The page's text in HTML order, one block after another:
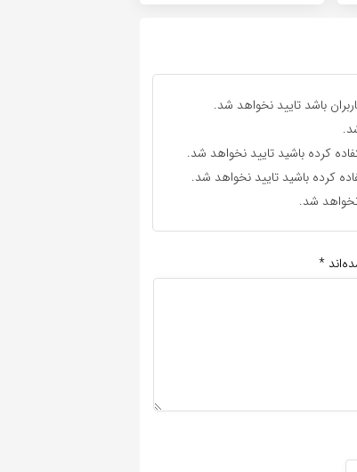
باشد تایید نخواهد شد.
کرده باشید تایید نخواهد شد.
کرده باشید تایید نخواهد شد.
شد.
*